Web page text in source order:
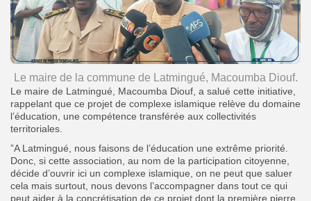
Le maire de la commune de Latmingué, Macoumba Diouf.
Le maire de Latmingué, Macoumba Diouf, a salué cette initiative,
rappelant que ce projet de complexe islamique relève du domaine
l’éducation, une compétence transférée aux collectivités
territoriales.
”A Latmingué, nous faisons de l’éducation une extrême priorité.
Donc, si cette association, au nom de la participation citoyenne,
décide d’ouvrir ici un complexe islamique, on ne peut que saluer
cela mais surtout, nous devons l’accompagner dans tout ce qui
peut aider à la concrétisation de ce projet dont la première pierre